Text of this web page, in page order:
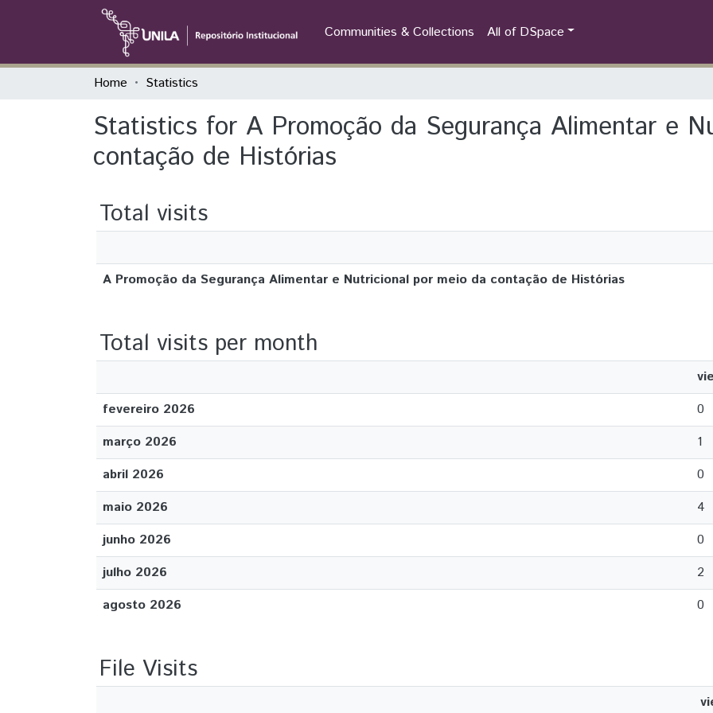
Communities & Collections All of DSpace
Home Statistics
Statistics for A Promoção da Segurança Alimentar e
contação de Histórias
Total visits
A Promoção da Segurança Alimentar e Nutricional por meio da contação de Histórias
Total visits per month
fevereiro 2026
0
março 2026
1
abril 2026
0
maio 2026
4
junho 2026
0
julho 2026
2
agosto 2026
0
File Visits